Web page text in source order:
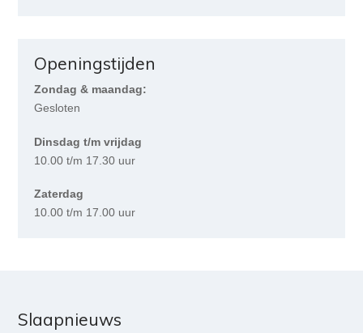
Openingstijden
Zondag & maandag:
Gesloten
Dinsdag t/m vrijdag
10.00 t/m 17.30 uur
Zaterdag
10.00 t/m 17.00 uur
Slaapnieuws